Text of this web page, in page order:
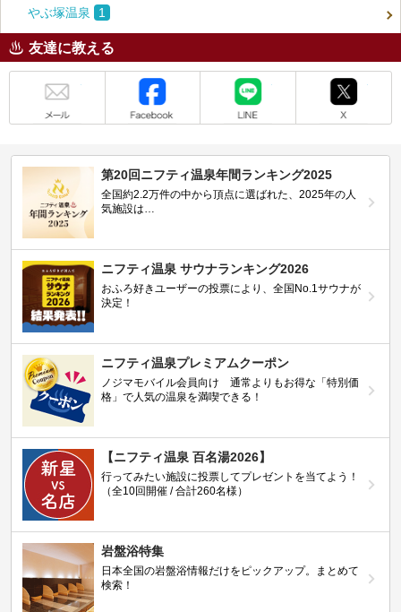
やぶ塚温泉 1
友達に教える
第20回ニフティ温泉年間ランキング2025
全国約2.2万件の中から頂点に選ばれた、2025年の人
気施設は…
ニフティ温泉 サウナランキング2026
おふろ好きユーザーの投票により、全国No.1サウナが
決定！
ニフティ温泉プレミアムクーポン
ノジマモバイル会員向け 通常よりもお得な「特別価
格」で人気の温泉を満喫できる！
【ニフティ温泉 百名湯2026】
行ってみたい施設に投票してプレゼントを当てよう！
（全10回開催 / 合計260名様）
岩盤浴特集
日本全国の岩盤浴情報だけをピックアップ。まとめて
検索！